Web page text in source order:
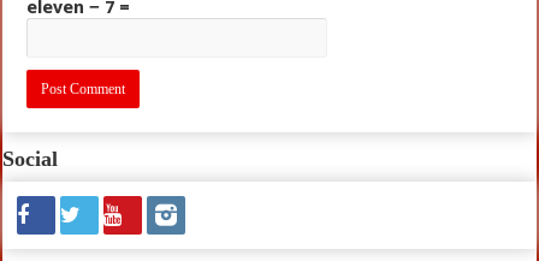
eleven − 7 =
Social